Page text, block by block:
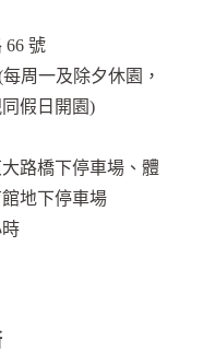
66 號
周一及除夕休園，
假日開園)
路橋下停車場、體
地下停車場